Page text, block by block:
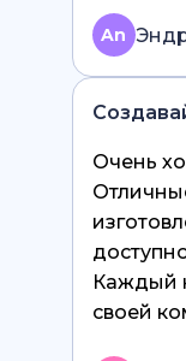
An
Очень
Каждый
своей